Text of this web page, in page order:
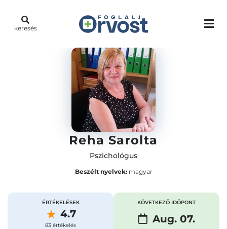
keresés
Reha Sarolta
Pszichológus
Beszélt nyelvek:magyar
ÉRTÉKELÉSEK
4.7
83 értékelés
KÖVETKEZŐ IDŐPONT
Aug. 07.